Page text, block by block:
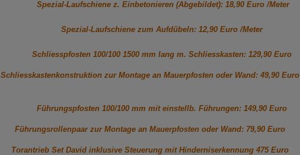
Spezial-Laufschiene z. Einbetonieren (Abgebildet): 18,90 Euro /Meter
Spezial-Laufschiene zum Aufdübeln: 12,90 Euro /Meter
Schliesspfosten 100/100 1500 mm lang m. Schliesskasten: 129,90 Euro
Schliesskastenkonstruktion zur Montage an Mauerpfosten oder Wand: 49,90 Euro
Führungspfosten 100/100 mm mit einstellb. Führungen: 149,90 Euro
Führungsrollenpaar zur Montage an Mauerpfosten oder Wand: 79,90 Euro
Torantrieb Set David inklusive Steuerung mit Hinderniserkennung 475 Euro